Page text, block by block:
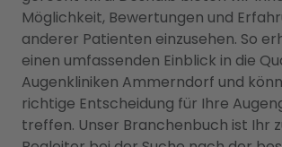
Möglichkeit, Bewertungen und
anderer Patienten einzusehen. So
einen umfassenden Einblick in die
Augenkliniken Ammerndorf und
richtige Entscheidung für Ihre
treffen. Unser Branchenbuch ist Ihr